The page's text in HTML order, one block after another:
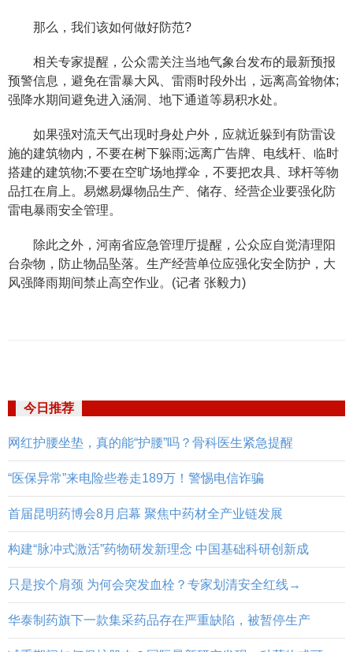
那么，我们该如何做好防范?
相关专家提醒，公众需关注当地气象台发布的最新预报
预警信息，避免在雷暴大风、雷雨时段外出，远离高耸物体;
强降水期间避免进入涵洞、地下通道等易积水处。
如果强对流天气出现时身处户外，应就近躲到有防雷设
施的建筑物内，不要在树下躲雨;远离广告牌、电线杆、临时
搭建的建筑物;不要在空旷场地撑伞，不要把农具、球杆等物
品扛在肩上。易燃易爆物品生产、储存、经营企业要强化防
雷电暴雨安全管理。
除此之外，河南省应急管理厅提醒，公众应自觉清理阳
台杂物，防止物品坠落。生产经营单位应强化安全防护，大
风强降雨期间禁止高空作业。(记者 张毅力)
今日推荐
网红护腰坐垫，真的能“护腰”吗？骨科医生紧急提醒
“医保异常”来电险些卷走189万！警惕电信诈骗
首届昆明药博会8月启幕 聚焦中药材全产业链发展
构建“脉冲式激活”药物研发新理念 中国基础科研创新成
只是按个肩颈 为何会突发血栓？专家划清安全红线→
华泰制药旗下一款集采药品存在严重缺陷，被暂停生产